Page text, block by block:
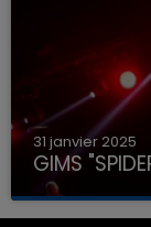
31 janvier 2025
GIMS